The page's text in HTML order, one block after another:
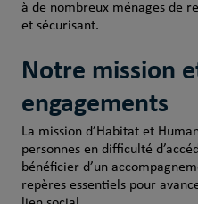
à de nombreux ménages de
et sécurisant.
Notre mission
engagements
La mission d’Habitat et
personnes en difficulté
bénéficier d’un
repères essentiels pour